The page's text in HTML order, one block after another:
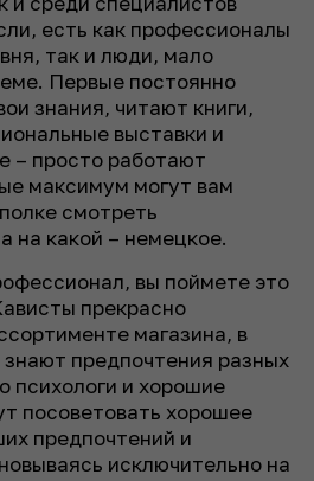
есть как профессионалы
так и люди, мало
Первые постоянно
знания, читают книги,
выставки и
– просто работают
максимум могут вам
смотреть
на какой – немецкое.
вы поймете это
прекрасно
магазина, в
предпочтения разных
психологи и хорошие
посоветовать хорошее
предпочтений и
исключительно на